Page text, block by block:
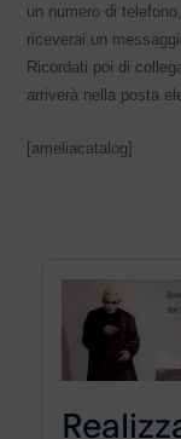
un numero di
riceverai un
Ricordati poi di
arriverà nella posta
[ameliacatalog]